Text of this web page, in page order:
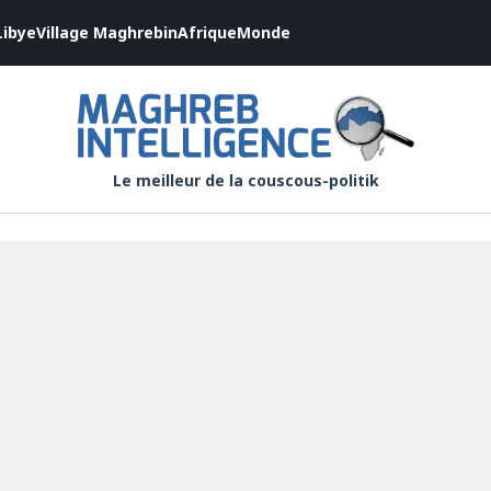
Village MaghrebinAfriqueMonde
Le meilleur de la couscous-politik